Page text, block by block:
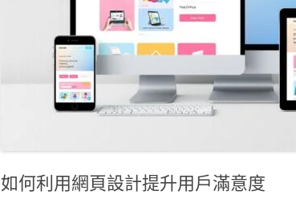
如何利用網頁設計提升用戶滿意度